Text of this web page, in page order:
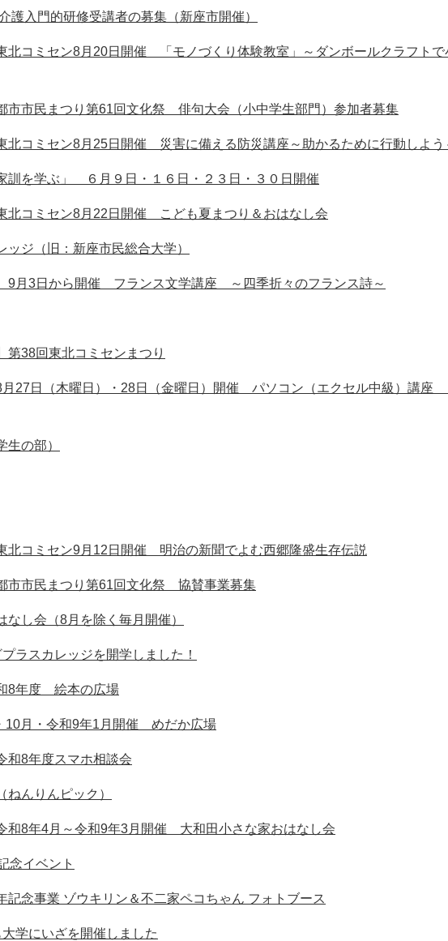
護入門的研修受講者の募集（新座市開催）
北コミセン8月20日開催 「モノづくり体験教室」～ダンボールクラフト
市市民まつり第61回文化祭 俳句大会（小中学生部門）参加者募集
北コミセン8月25日開催 災害に備える防災講座～助かるために行動しよう
訓を学ぶ」 ６月９日・１６日・２３日・３０日開催
北コミセン8月22日開催 こども夏まつり＆おはなし会
ッジ（旧：新座市民総合大学）
3日から開催 フランス文学講座 ～四季折々のフランス詩～
第38回東北コミセンまつり
27日（木曜日）・28日（金曜日）開催 パソコン（エクセル中級）講座
生の部）
北コミセン9月12日開催 明治の新聞でよむ西郷隆盛生存伝説
市市民まつり第61回文化祭 協賛事業募集
し会（8月を除く毎月開催）
ラスカレッジを開学しました！
8年度 絵本の広場
10月・令和9年1月開催 めだか広場
8年度スマホ相談会
ねんりんピック）
8年4月～令和9年3月開催 大和田小さな家おはなし会
念イベント
記念事業 ゾウキリン＆不二家ペコちゃん フォトブース
学にいざを開催しました